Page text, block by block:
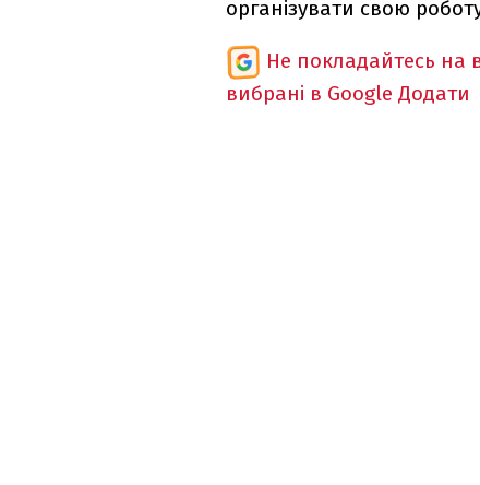
організувати свою
Не покладайтесь на
вибрані в Google Додати